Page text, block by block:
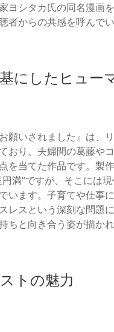
ヨシタカ氏の同名漫画
者からの共感を呼んでい
にしたヒュー
願いされました』は、
おり、夫婦間の葛藤や
を当てた作品です。製
円満”ですが、そこには
います。子育てや仕事
レスという深刻な問題
ちと向き合う姿が描かれ
トの魅力